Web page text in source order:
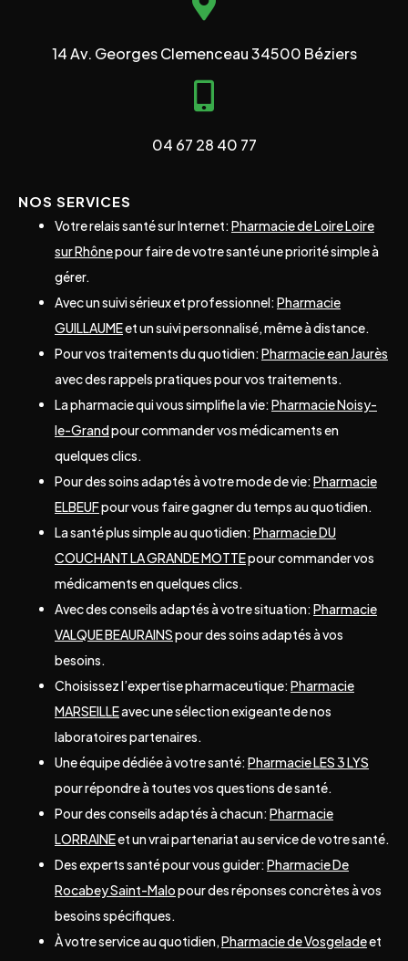
14 Av. Georges Clemenceau 34500 Béziers
04 67 28 40 77
NOS SERVICES
Votre relais santé sur Internet: Pharmacie de Loire Loire
sur Rhônepour faire de votre santé une priorité simple à
gérer.
Avec un suivi sérieux et professionnel: Pharmacie
GUILLAUMEet un suivi personnalisé, même à distance.
Pour vos traitements du quotidien: Pharmacie ean Jaurès
avec des rappels pratiques pour vos traitements.
La pharmacie qui vous simplifie la vie: Pharmacie Noisy-
le-Grandpour commander vos médicaments en
quelques clics.
Pour des soins adaptés à votre mode de vie: Pharmacie
ELBEUFpour vous faire gagner du temps au quotidien.
La santé plus simple au quotidien: Pharmacie DU
COUCHANT LA GRANDE MOTTEpour commander vos
médicaments en quelques clics.
Avec des conseils adaptés à votre situation: Pharmacie
VALQUE BEAURAINSpour des soins adaptés à vos
besoins.
Choisissez l’expertise pharmaceutique: Pharmacie
MARSEILLEavec une sélection exigeante de nos
laboratoires partenaires.
Une équipe dédiée à votre santé: Pharmacie LES 3 LYS
pour répondre à toutes vos questions de santé.
Pour des conseils adaptés à chacun: Pharmacie
LORRAINEet un vrai partenariat au service de votre santé.
Des experts santé pour vous guider: Pharmacie De
Rocabey Saint-Malopour des réponses concrètes à vos
besoins spécifiques.
À votre service au quotidien, Pharmacie de Vosgeladeet